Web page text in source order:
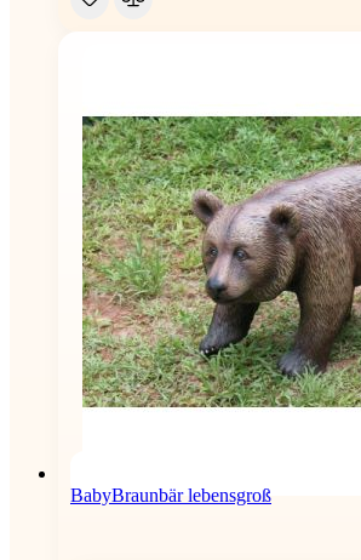
BabyBraunbär lebensgroß